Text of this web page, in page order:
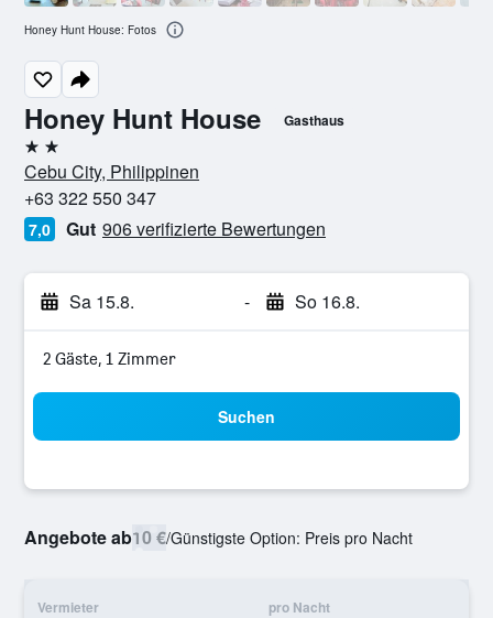
Honey Hunt House Gasthaus
2 Sterne
Cebu City, Philippinen
+63 322 550 347
7,0 Gut 906 verifizierte Bewertungen
Sa 15.8. - So 16.8.
2 Gäste, 1 Zimmer
Suchen
Angebote ab10 €/Günstigste Option: Preis pro Nacht
Vermieter pro Nacht
Honey Hunt House: Fotos